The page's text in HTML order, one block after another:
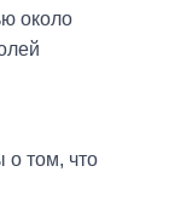
около
том, что